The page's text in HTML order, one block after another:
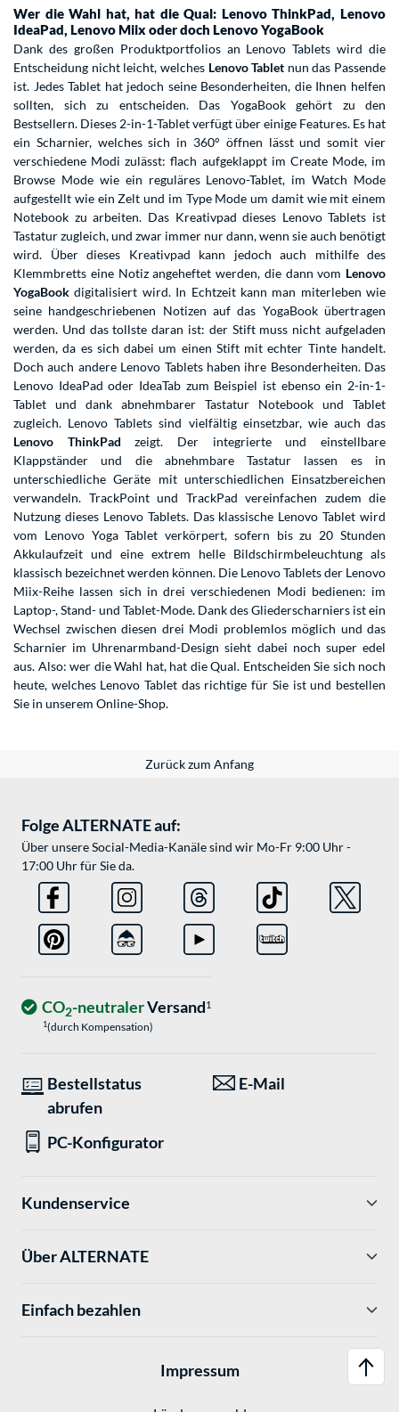
Wer die Wahl hat, hat die Qual: Lenovo ThinkPad, Lenovo
IdeaPad, Lenovo Miix oder doch Lenovo YogaBook
Dank des großen Produktportfolios an Lenovo Tablets wird die
Entscheidung nicht leicht, welches Lenovo Tablet nun das Passende
ist. Jedes Tablet hat jedoch seine Besonderheiten, die Ihnen helfen
sollten, sich zu entscheiden. Das YogaBook gehört zu den
Bestsellern. Dieses 2-in-1-Tablet verfügt über einige Features. Es hat
ein Scharnier, welches sich in 360° öffnen lässt und somit vier
verschiedene Modi zulässt: flach aufgeklappt im Create Mode, im
Browse Mode wie ein reguläres Lenovo-Tablet, im Watch Mode
aufgestellt wie ein Zelt und im Type Mode um damit wie mit einem
Notebook zu arbeiten. Das Kreativpad dieses Lenovo Tablets ist
Tastatur zugleich, und zwar immer nur dann, wenn sie auch benötigt
wird. Über dieses Kreativpad kann jedoch auch mithilfe des
Klemmbretts eine Notiz angeheftet werden, die dann vom Lenovo
YogaBook digitalisiert wird. In Echtzeit kann man miterleben wie
seine handgeschriebenen Notizen auf das YogaBook übertragen
werden. Und das tollste daran ist: der Stift muss nicht aufgeladen
werden, da es sich dabei um einen Stift mit echter Tinte handelt.
Doch auch andere Lenovo Tablets haben ihre Besonderheiten. Das
Lenovo IdeaPad oder IdeaTab zum Beispiel ist ebenso ein 2-in-1-
Tablet und dank abnehmbarer Tastatur Notebook und Tablet
zugleich. Lenovo Tablets sind vielfältig einsetzbar, wie auch das
Lenovo ThinkPad zeigt. Der integrierte und einstellbare
Klappständer und die abnehmbare Tastatur lassen es in
unterschiedliche Geräte mit unterschiedlichen Einsatzbereichen
verwandeln. TrackPoint und TrackPad vereinfachen zudem die
Nutzung dieses Lenovo Tablets. Das klassische Lenovo Tablet wird
vom Lenovo Yoga Tablet verkörpert, sofern bis zu 20 Stunden
Akkulaufzeit und eine extrem helle Bildschirmbeleuchtung als
klassisch bezeichnet werden können. Die Lenovo Tablets der Lenovo
Miix-Reihe lassen sich in drei verschiedenen Modi bedienen: im
Laptop-, Stand- und Tablet-Mode. Dank des Gliederscharniers ist ein
Wechsel zwischen diesen drei Modi problemlos möglich und das
Scharnier im Uhrenarmband-Design sieht dabei noch super edel
aus. Also: wer die Wahl hat, hat die Qual. Entscheiden Sie sich noch
heute, welches Lenovo Tablet das richtige für Sie ist und bestellen
Sie in unserem Online-Shop.
Zurück zum Anfang
Folge ALTERNATE auf:
Über unsere Social-Media-Kanäle sind wir Mo-Fr 9:00 Uhr -
17:00 Uhr für Sie da.
CO2-neutralerVersand1
1(durch Kompensation)
Bestellstatus
abrufen
E-Mail
PC-Konfigurator
Kundenservice
Über ALTERNATE
Einfach bezahlen
Impressum